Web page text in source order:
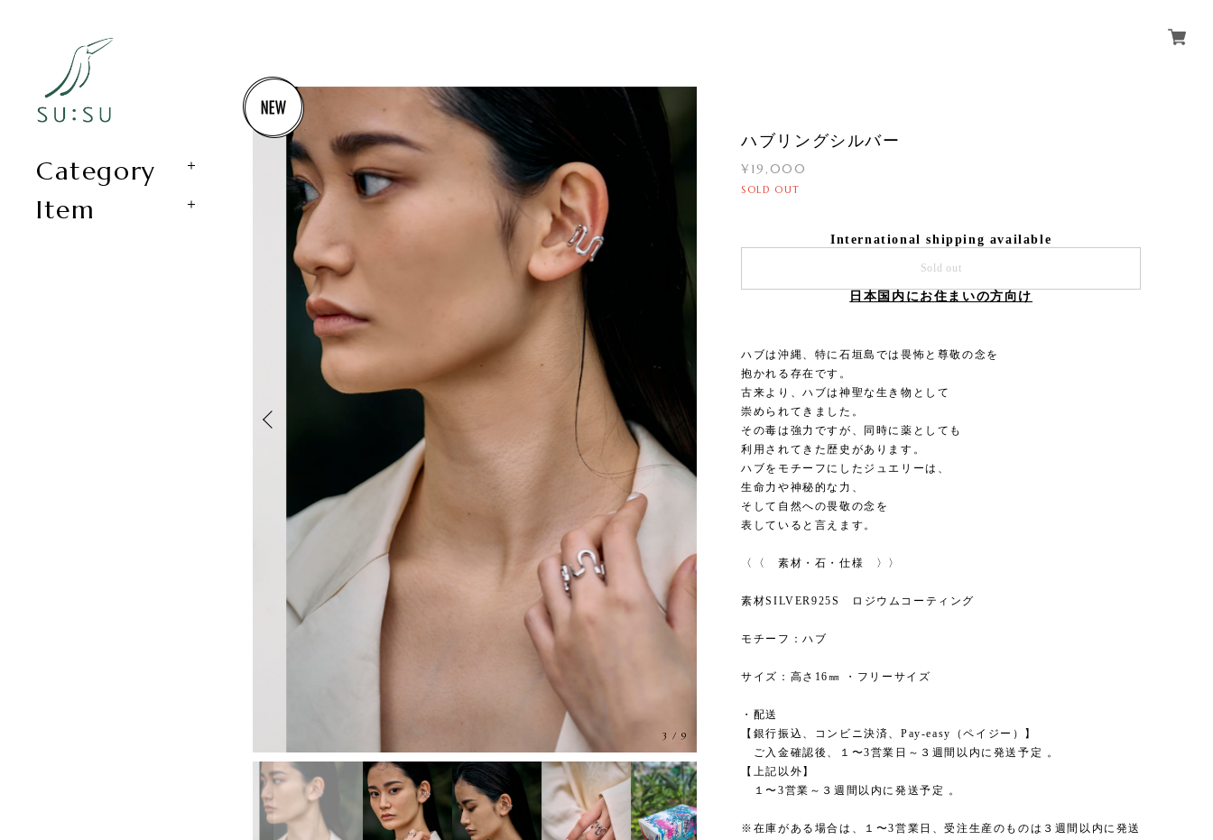
Category
Item
3 /9
ハブリングシルバー
¥19,000
SOLD OUT
International shipping available
Sold out
日本国内にお住まいの方向け
ハブは沖縄、特に石垣島では畏怖と尊敬の念を
抱かれる存在です。
古来より、ハブは神聖な生き物として
崇められてきました。
その毒は強力ですが、同時に薬としても
利用されてきた歴史があります。
ハブをモチーフにしたジュエリーは、
生命力や神秘的な力、
そして自然への畏敬の念を
表していると言えます。
〈〈 素材・石・仕様 〉〉
素材SILVER925S ロジウムコーティング
モチーフ：ハブ
サイズ：高さ16㎜ ・フリーサイズ
・配送
【銀行振込、コンビニ決済、Pay-easy（ペイジー）】
ご入金確認後、１〜3営業日～３週間以内に発送予定 。
【上記以外】
１〜3営業～３週間以内に発送予定 。
※在庫がある場合は、１〜3営業日、受注生産のものは３週間以内に発送